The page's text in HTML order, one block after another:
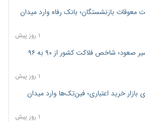
تأمین ۸۰ همت معوقات بازنشستگان؛ بانک رفاه وارد میدان
۱ روز پیش
فشار اقتصادی در مسیر صعود؛ شاخص فلاکت کشور از ۹۰ به ۹۶
۱ روز پیش
بازار خرید اعتباری؛ فین‌تک‌ها وارد میدان
۱ روز پیش